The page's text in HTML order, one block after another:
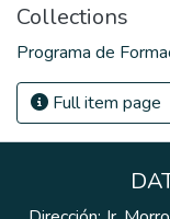
Collections
Programa de
Full item page